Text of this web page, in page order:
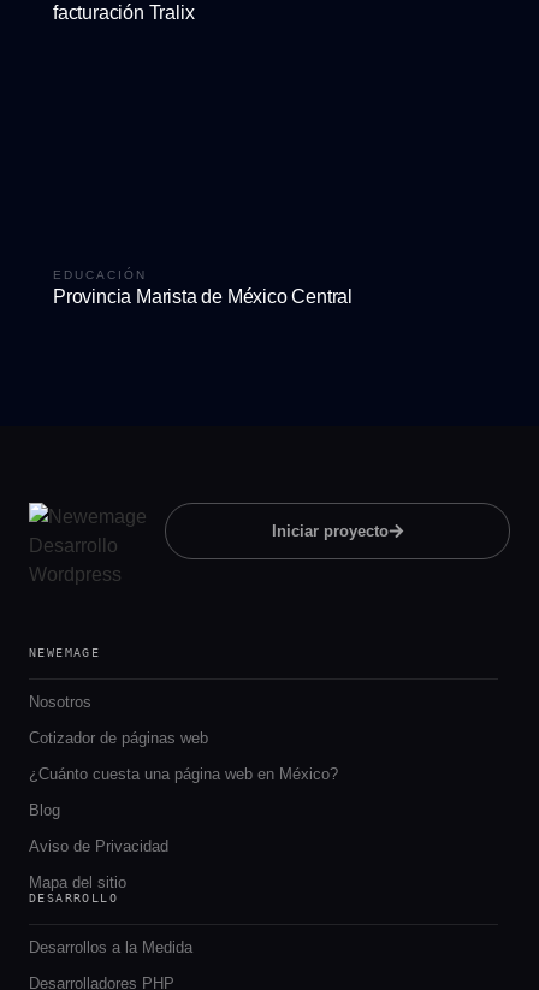
facturación Tralix
EDUCACIÓN
Provincia Marista de México Central
Iniciar proyecto
NEWEMAGE
Nosotros
Cotizador de páginas web
¿Cuánto cuesta una página web en México?
Blog
Aviso de Privacidad
Mapa del sitio
DESARROLLO
Desarrollos a la Medida
Desarrolladores PHP